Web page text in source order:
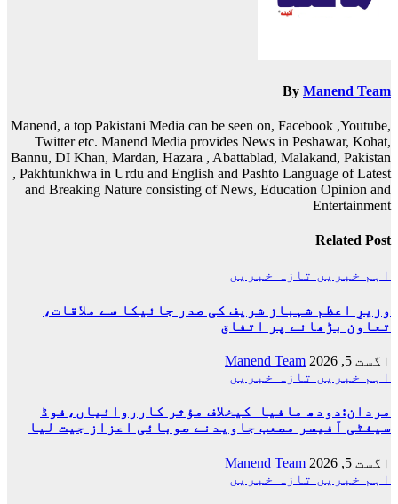
By Manend Team
Manend, a top Pakistani Media can be seen on, Facebook ,Youtube,
Twitter etc. Manend Media provides News in Peshawar, Kohat,
Bannu, DI Khan, Mardan, Hazara , Abattablad, Malakand, Pakistan
, Pakhtunkhwa in Urdu and English and Pashto Language of Latest
and Breaking Nature consisting of News, Education Opinion and
Entertainment
Related Post
اہم خبریں تازہ خبریں
وزیرِ اعظم شہباز شریف کی صدر جائیکا سے ملاقات،
تعاون بڑھانے پر اتفاق
اگست 5, 2026
Manend Team
اہم خبریں تازہ خبریں
مردان:دودھ مافیا کیخلاف مؤثر کارروائیاں،فوڈ
سیفٹی آفیسر مصعب جاویدنے صوبائی اعزاز جیت لیا
اگست 5, 2026
Manend Team
اہم خبریں تازہ خبریں